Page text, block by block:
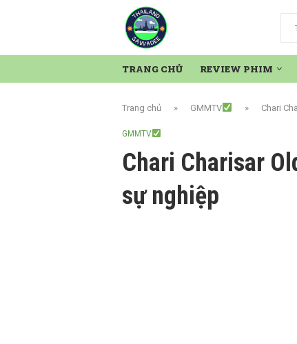
TRANG CHỦ REVIEW PHIM
Trang chủ » GMMTV » Chari
GMMTV
Chari Charisar
sự nghiệp